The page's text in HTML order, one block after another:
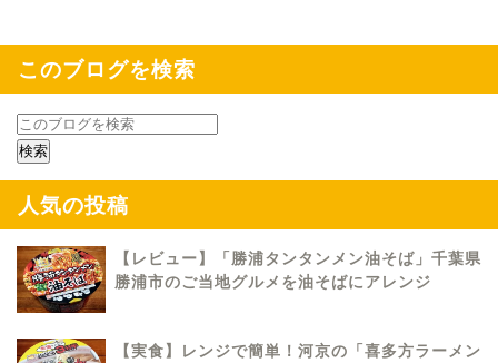
このブログを検索
人気の投稿
【レビュー】「勝浦タンタンメン油そば」千葉県
勝浦市のご当地グルメを油そばにアレンジ
【実食】レンジで簡単！河京の「喜多方ラーメン